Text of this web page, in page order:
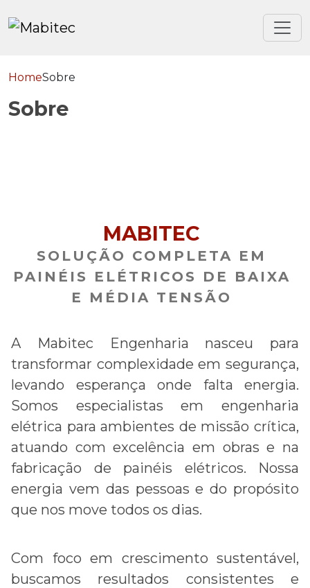
HomeSobre
Sobre
MABITEC
SOLUÇÃO COMPLETA EM
PAINÉIS ELÉTRICOS DE BAIXA
E MÉDIA TENSÃO
A Mabitec Engenharia nasceu para
transformar complexidade em segurança,
levando esperança onde falta energia.
Somos especialistas em engenharia
elétrica para ambientes de missão crítica,
atuando com excelência em obras e na
fabricação de painéis elétricos. Nossa
energia vem das pessoas e do propósito
que nos move todos os dias.
Com foco em crescimento sustentável,
buscamos resultados consistentes e